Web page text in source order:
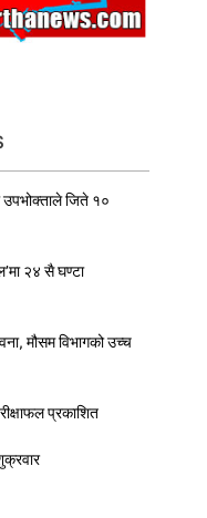
जिते १०
२४ सै घण्टा
मौसम विभागको उच्च
प्रकाशित